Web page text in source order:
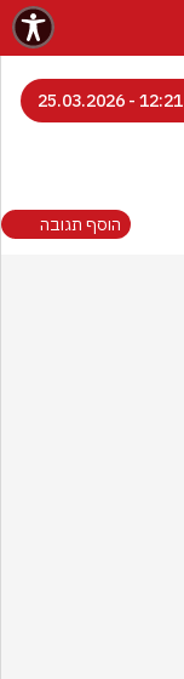
12:21 - 25.03.2026
הוסף תגובה